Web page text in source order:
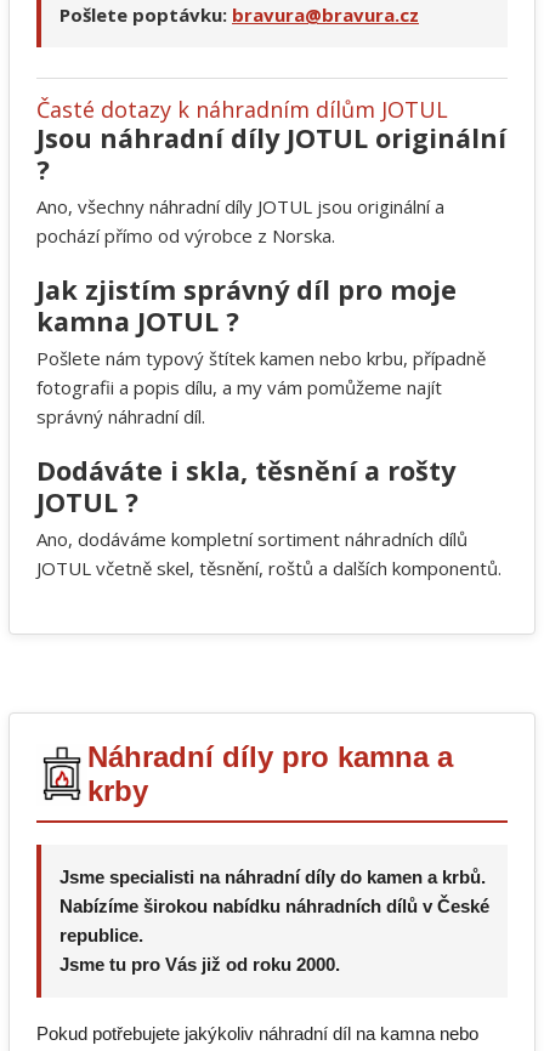
Pošlete poptávku: bravura@bravura.cz
Časté dotazy k náhradním dílům JOTUL
Jsou náhradní díly JOTUL originální
?
Ano, všechny náhradní díly JOTUL jsou originální a
pochází přímo od výrobce z Norska.
Jak zjistím správný díl pro moje
kamna JOTUL ?
Pošlete nám typový štítek kamen nebo krbu, případně
fotografii a popis dílu, a my vám pomůžeme najít
správný náhradní díl.
Dodáváte i skla, těsnění a rošty
JOTUL ?
Ano, dodáváme kompletní sortiment náhradních dílů
JOTUL včetně skel, těsnění, roštů a dalších komponentů.
Náhradní díly pro kamna a
krby
Jsme specialisti na náhradní díly do kamen a krbů.
Nabízíme širokou nabídku náhradních dílů v České
republice.
Jsme tu pro Vás již od roku 2000.
Pokud potřebujete jakýkoliv náhradní díl na kamna nebo